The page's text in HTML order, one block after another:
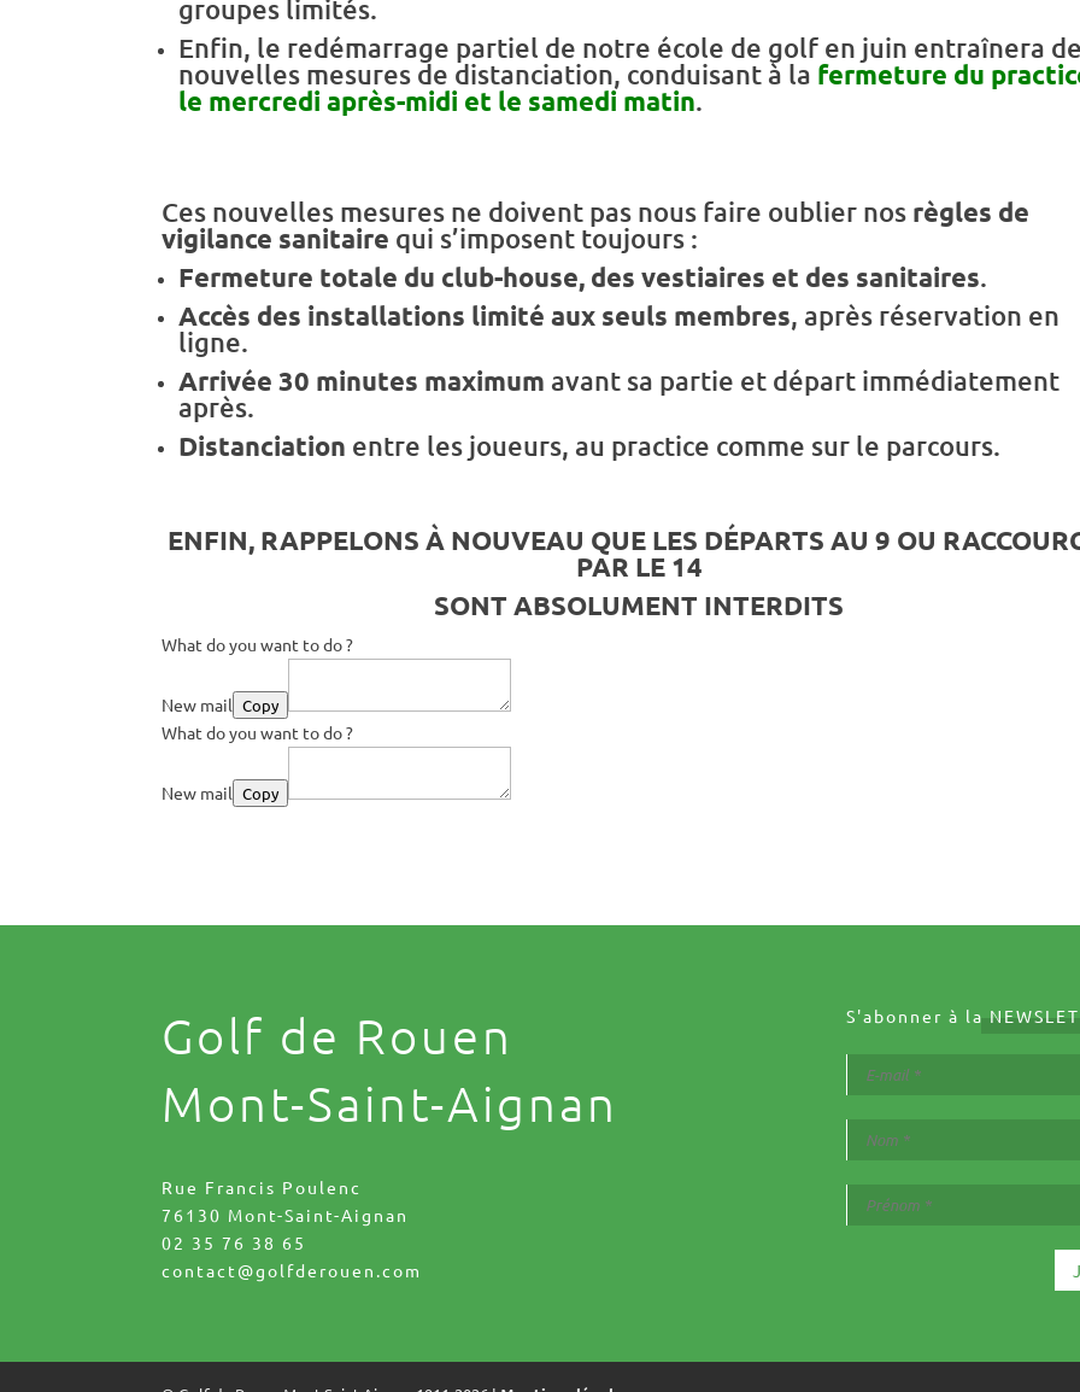
groupes limités.
Enfin, le redémarrage partiel de notre école de golf en juin entraînera
nouvelles mesures de distanciation, conduisant à la fermeture du
le mercredi après-midi et le samedi matin.
Ces nouvelles mesures ne doivent pas nous faire oublier nos règles de
vigilance sanitaire qui s’imposent toujours :
Fermeture totale du club-house, des vestiaires et des sanitaires.
Accès des installations limité aux seuls membres, après réservation en
ligne.
Arrivée 30 minutes maximum avant sa partie et départ immédiatement
après.
Distanciation entre les joueurs, au practice comme sur le parcours.
ENFIN, RAPPELONS À NOUVEAU QUE LES DÉPARTS AU 9 OU
PAR LE 14
SONT ABSOLUMENT INTERDITS
What do you want to do ?
New mail Copy
What do you want to do ?
New mail Copy
Golf de Rouen
Mont-Saint-Aignan
Rue Francis Poulenc
76130 Mont-Saint-Aignan
02 35 76 38 65
contact@golfderouen.com
S'abonner à la